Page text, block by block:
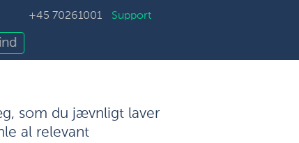
+45 70261001 Support
som du jævnligt laver
al relevant